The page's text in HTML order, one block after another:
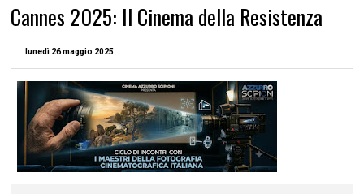
Cannes 2025: Il Cinema della Resistenza
lunedì 26 maggio 2025